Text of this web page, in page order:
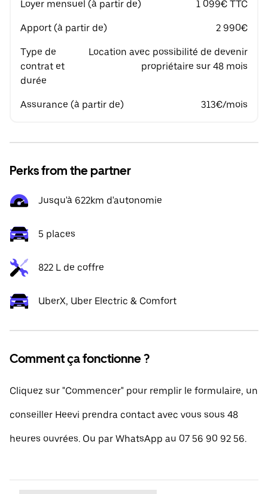
Loyer mensuel (à partir de) 1 099€ TTC
Apport (à partir de) 2 990€
Type de
contrat et
durée
Location avec possibilité de devenir
propriétaire sur 48 mois
Assurance (à partir de) 313€/mois
Perks from the partner
Jusqu'à 622km d'autonomie
5 places
822 L de coffre
UberX, Uber Electric & Comfort
Comment ça fonctionne ?
Cliquez sur "Commencer" pour remplir le formulaire, un
conseiller Heevi prendra contact avec vous sous 48
heures ouvrées. Ou par WhatsApp au 07 56 90 92 56.